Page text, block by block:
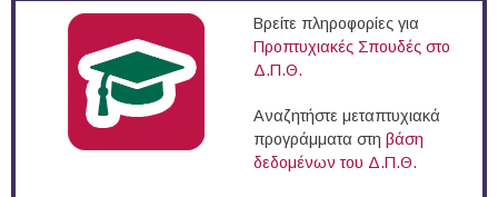
Βρείτε πληροφορίες για
Προπτυχιακές Σπουδές στο
Δ.Π.Θ.
Αναζητήστε μεταπτυχιακά
προγράμματα στη βάση
δεδομένων του Δ.Π.Θ.